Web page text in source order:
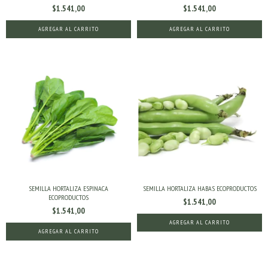
$1.541,00 $1.541,00
SEMILLA HORTALIZA ESPINACA
ECOPRODUCTOS
$1.541,00
SEMILLA HORTALIZA HABAS ECOPRODUCTOS
$1.541,00